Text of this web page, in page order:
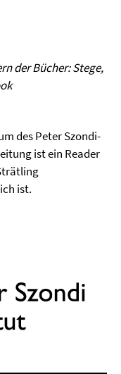
der Bücher: Stege,
des Peter Szondi-
ist ein Reader
ist.